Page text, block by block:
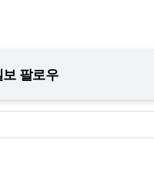
팔로우